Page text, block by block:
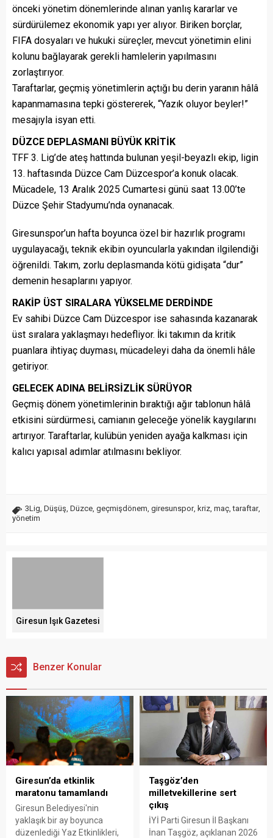
önceki yönetim dönemlerinde alınan yanlış kararlar ve
sürdürülemez ekonomik yapı yer alıyor. Biriken borçlar,
FIFA dosyaları ve hukuki süreçler, mevcut yönetimin elini
kolunu bağlayarak gerekli hamlelerin yapılmasını
zorlaştırıyor.
Taraftarlar, geçmiş yönetimlerin açtığı bu derin yaranın hâlâ
kapanmamasına tepki göstererek, “Yazık oluyor beyler!”
mesajıyla isyan etti.
DÜZCE DEPLASMANI BÜYÜK KRİTİK
TFF 3. Lig’de ateş hattında bulunan yeşil-beyazlı ekip, ligin
13. haftasında Düzce Cam Düzcespor’a konuk olacak.
Mücadele, 13 Aralık 2025 Cumartesi günü saat 13.00’te
Düzce Şehir Stadyumu’nda oynanacak.
Giresunspor’un hafta boyunca özel bir hazırlık programı
uygulayacağı, teknik ekibin oyuncularla yakından ilgilendiği
öğrenildi. Takım, zorlu deplasmanda kötü gidişata “dur”
demenin hesaplarını yapıyor.
RAKİP ÜST SIRALARA YÜKSELME DERDİNDE
Ev sahibi Düzce Cam Düzcespor ise sahasında kazanarak
üst sıralara yaklaşmayı hedefliyor. İki takımın da kritik
puanlara ihtiyaç duyması, mücadeleyi daha da önemli hâle
getiriyor.
GELECEK ADINA BELİRSİZLİK SÜRÜYOR
Geçmiş dönem yönetimlerinin bıraktığı ağır tablonun hâlâ
etkisini sürdürmesi, camianın geleceğe yönelik kaygılarını
artırıyor. Taraftarlar, kulübün yeniden ayağa kalkması için
kalıcı yapısal adımlar atılmasını bekliyor.
3Lig, Düşüş, Düzce, geçmişdönem, giresunspor, kriz, maç,taraftar,
yönetim
Giresun Işık Gazetesi
Benzer Konular
Giresun’da etkinlik
maratonu tamamlandı
Giresun Belediyesi'nin
yaklaşık bir ay boyunca
düzenlediği Yaz Etkinlikleri,
Taşgöz’den
milletvekillerine sert
çıkış
İYİ Parti Giresun İl Başkanı
İnan Taşgöz, açıklanan 2026